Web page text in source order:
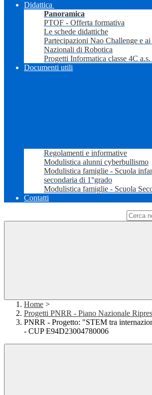
Didattica
Panoramica
PTOF - Offerta formativa
Le schede didattiche
Partecipazioni Nao Challenge e
Nazionali di Robotica
Progetti Informatica classe 4C
Documenti utili
Regolamenti e informative
Modulistica alunni cyberbullismo
Modulistica famiglie - Scuola
secondaria di 1°grado
Modulistica famiglie - Scuola
Contatti
Home >
Progetti PNRR - Piano Nazionale
PNRR - Progetto: "STEM tra
- CUP E94D23004780006